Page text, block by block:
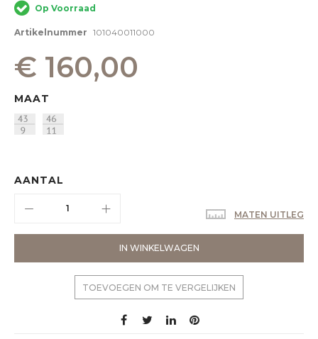
van
de
afbeeldingen-
Op Voorraad
Artikelnummer 101040011000
€ 160,00
MAAT
AANTAL
IN WINKELWAGEN
MATEN UITLEG
TOEVOEGEN OM TE VERGELIJKEN